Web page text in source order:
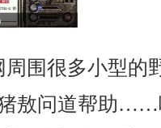
周围很多小型的
敖问道帮助……